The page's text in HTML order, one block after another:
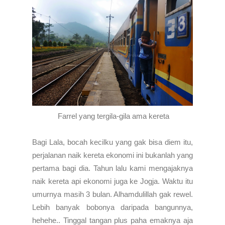
Farrel yang tergila-gila ama kereta
Bagi Lala, bocah kecilku yang gak bisa diem itu,
perjalanan naik kereta ekonomi ini bukanlah yang
pertama bagi dia. Tahun lalu kami mengajaknya
naik kereta api ekonomi juga ke Jogja. Waktu itu
umurnya masih 3 bulan. Alhamdulillah gak rewel.
Lebih banyak bobonya daripada bangunnya,
hehehe.. Tinggal tangan plus paha emaknya aja